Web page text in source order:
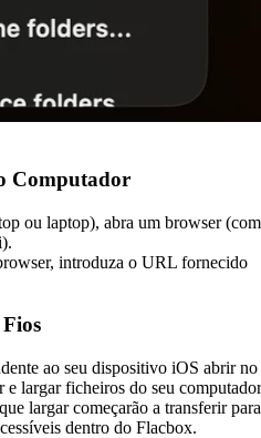
Computador
ou laptop), abra um browser
introduza o URL fornecido
ao seu dispositivo iOS abrir no
e largar ficheiros do seu computador
largar começarão a transferir para
dentro do Flacbox.